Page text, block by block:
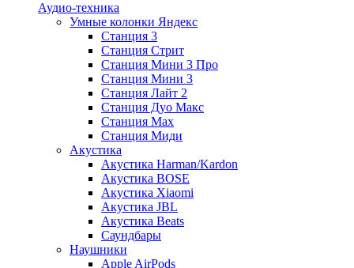
Аудио-техника
Умные колонки Яндекс
Станция 3
Станция Стрит
Станция Мини 3 Про
Станция Мини 3
Станция Лайт 2
Станция Дуо Макс
Станция Max
Станция Миди
Акустика
Акустика Harman/Kardon
Акустика BOSE
Акустика Xiaomi
Акустика JBL
Акустика Beats
Саундбары
Наушники
Apple AirPods